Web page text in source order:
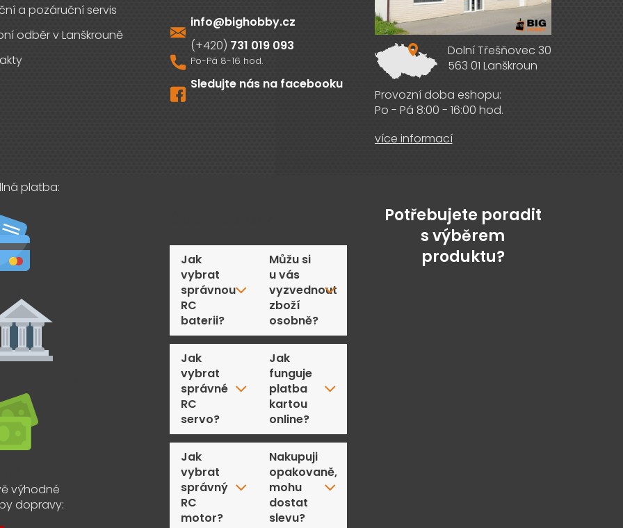
a pozáruční servis
odběr v Lanškrouně
info@bighobby.cz
731 019 093
Sledujte nás na facebooku
Dolní Třešňovec 30
563 01 Lanškroun
Provozní doba eshopu:
Po - Pá 8:00 - 16:00 hod.
více informací
platba:
výhodné
dopravy:
Jak
vybrat
správnou
RC
baterii?
Jak
vybrat
správné
RC
servo?
Jak
vybrat
správný
RC
motor?
Můžu si
u vás
vyzvednout
zboží
osobně?
Jak
funguje
platba
kartou
online?
Nakupuji
opakovaně,
mohu
dostat
slevu?
Potřebujete poradit
s výběrem
produktu?